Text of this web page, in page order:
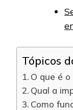
Tópicos
O que é
Qual a
Como